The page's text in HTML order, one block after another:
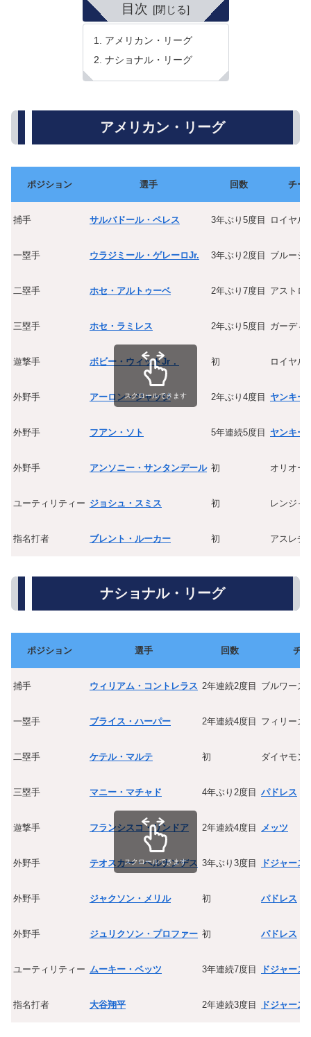
目次
アメリカン・リーグ
ナショナル・リーグ
アメリカン・リーグ
ポジション 選手 回数 チー
捕手 サルバドール・ペレス 3年ぶり5度目 ロイヤル
一塁手 ウラジミール・ゲレーロJr. 3年ぶり2度目 ブルージ
二塁手 ホセ・アルトゥーベ 2年ぶり7度目 アストロ
三塁手 ホセ・ラミレス 2年ぶり5度目 ガーディ
遊撃手 ボビー・ウィットJr． 初 ロイヤル
外野手 アーロン・ジャッジ 2年ぶり4度目 ヤンキー
外野手 フアン・ソト 5年連続5度目 ヤンキー
外野手 アンソニー・サンタンデール 初 オリオー
ユーティリティー ジョシュ・スミス 初 レンジャ
指名打者 ブレント・ルーカー 初 アスレチ
スクロールできます
ナショナル・リーグ
ポジション 選手 回数 チ
捕手 ウィリアム・コントレラス 2年連続2度目 ブルワーズ
一塁手 ブライス・ハーパー 2年連続4度目 フィリーズ
二塁手 ケテル・マルテ 初 ダイヤモン
三塁手 マニー・マチャド 4年ぶり2度目 パドレス
遊撃手 フランシスコ・リンドア 2年連続4度目 メッツ
外野手 テオスカー・ヘルナンデス 3年ぶり3度目 ドジャース
外野手 ジャクソン・メリル 初 パドレス
外野手 ジュリクソン・プロファー 初 パドレス
ユーティリティー ムーキー・ベッツ 3年連続7度目 ドジャース
指名打者 大谷翔平 2年連続3度目 ドジャース
スクロールできます